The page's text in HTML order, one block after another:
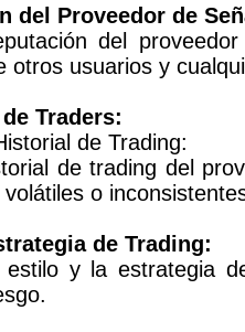
del Proveedor de
del
otros usuarios y
Traders:
de Trading:
de trading del
o
de Trading:
estilo y la estrategia